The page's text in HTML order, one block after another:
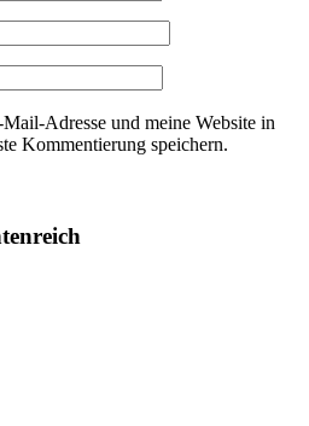
Adresse und meine Website in
Kommentierung speichern.